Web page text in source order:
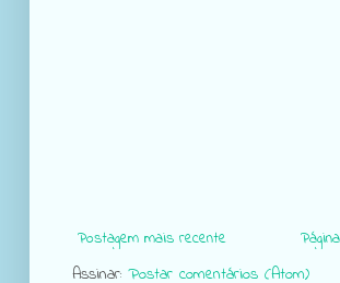
Postagem mais recente
Assinar:Postar comentários (Atom)